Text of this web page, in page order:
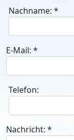
Nachname: *
E-Mail: *
Telefon:
Nachricht: *